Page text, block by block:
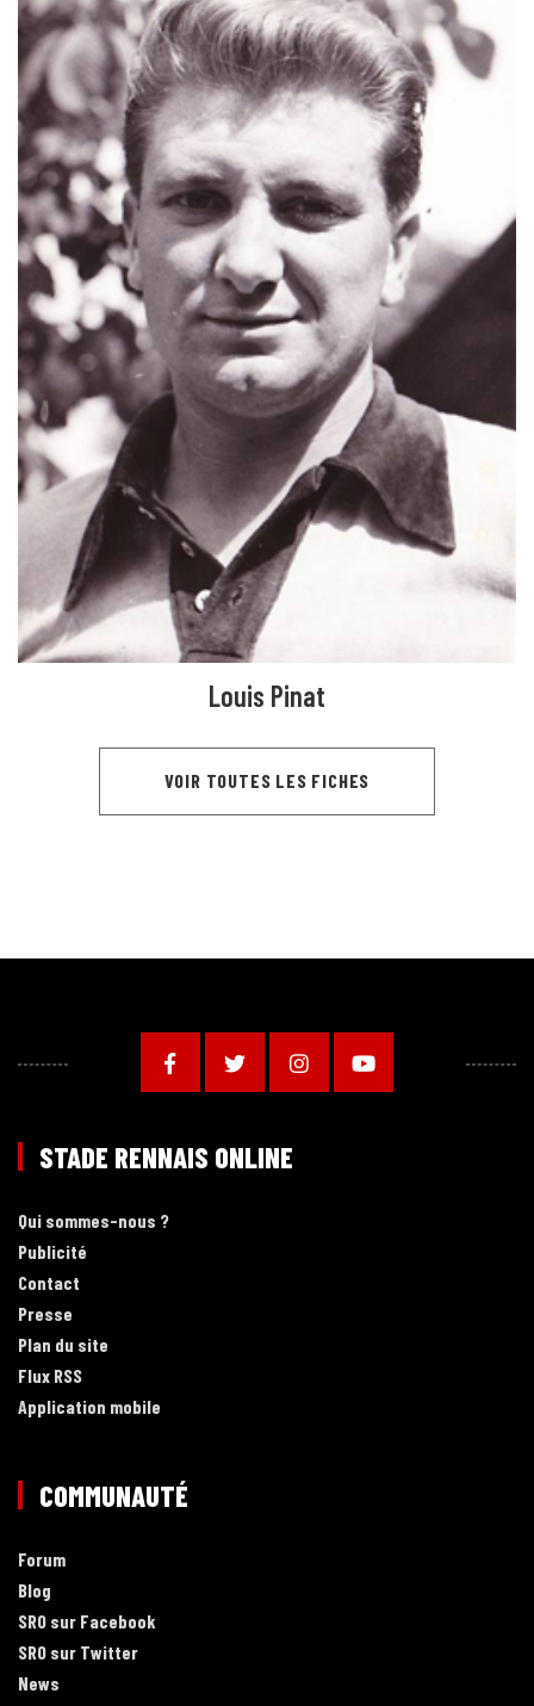
Louis Pinat
VOIR TOUTES LES FICHES
STADE RENNAIS ONLINE
Qui sommes-nous ?
Publicité
Contact
Presse
Plan du site
Flux RSS
Application mobile
COMMUNAUTÉ
Forum
Blog
SRO sur Facebook
SRO sur Twitter
News